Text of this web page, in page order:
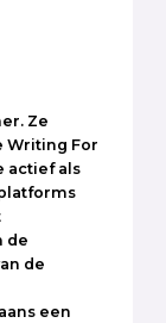
Ze
Writing For
actief als
de
de
een